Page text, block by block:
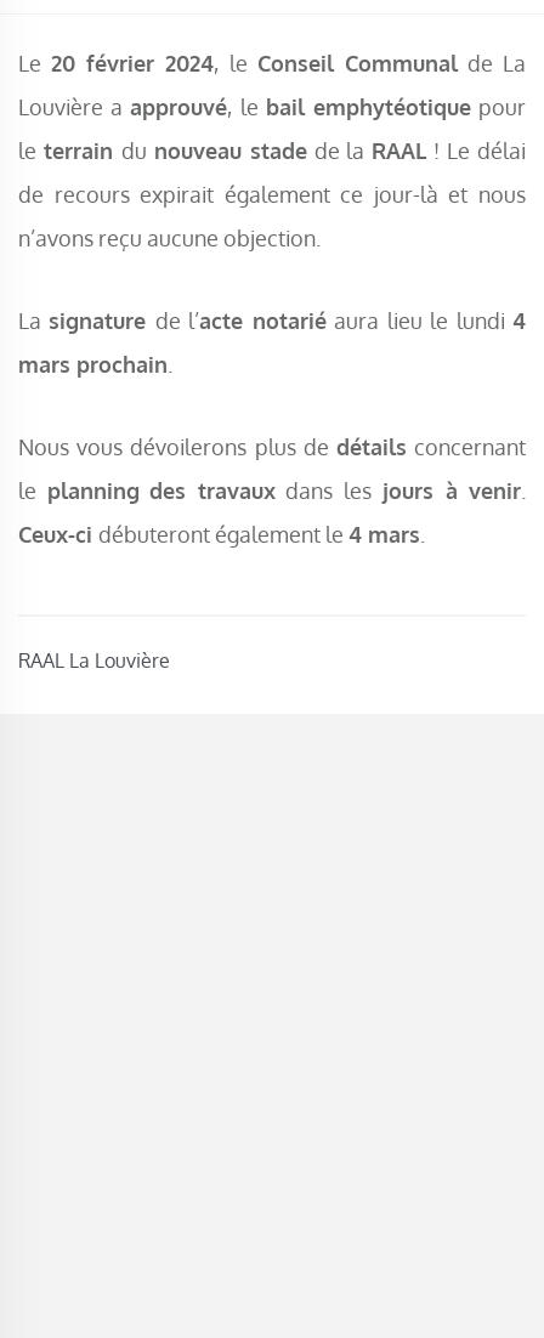
RAAL La Louvière
Le20 février 2024, le Conseil Communalde La
Louvière aapprouvé, le bail emphytéotiquepour
le terrain du nouveau stadede la RAAL ! Le délai
de recours expirait également ce jour-là et nous
n’avons reçu aucune objection.
La signature de l’acte notariéaura lieu le lundi4
mars prochain
Nous vous dévoilerons plus de détails concernant
le planning des travauxdans lesjours à venir
Ceux-ci débuteront également le 4 mars